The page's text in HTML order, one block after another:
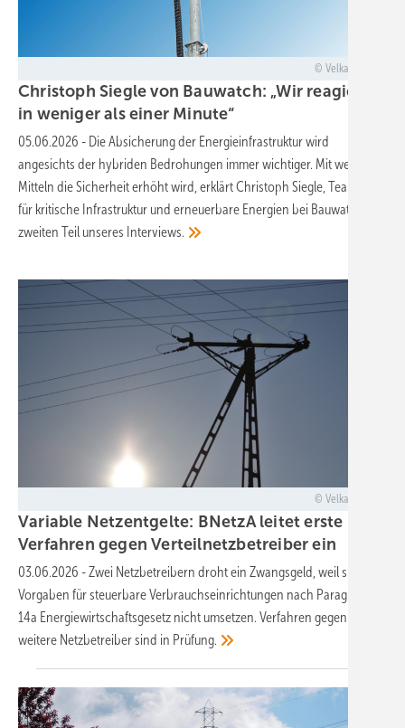
Velka Botička
Christoph Siegle von Bauwatch: „Wir reagieren
in weniger als einer Minute“
05.06.2026 - Die Absicherung der Energieinfrastruktur wird
angesichts der hybriden Bedrohungen immer wichtiger. Mit welchen
Mitteln die Sicherheit erhöht wird, erklärt Christoph Siegle, Teamleiter
für kritische Infrastruktur und erneuerbare Energien bei Bauwatch, im
zweiten Teil unseres Interviews.
Velka Botička
Variable Netzentgelte: BNetzA leitet erste
Verfahren gegen Verteilnetzbetreiberein
03.06.2026 -Zwei Netzbetreibern droht ein Zwangsgeld, weil sie die
Vorgaben für steuerbare Verbrauchseinrichtungen nach Paragraph
14a Energiewirtschaftsgesetz nicht umsetzen. Verfahren gegen
weitere Netzbetreiber sind in Prüfung.